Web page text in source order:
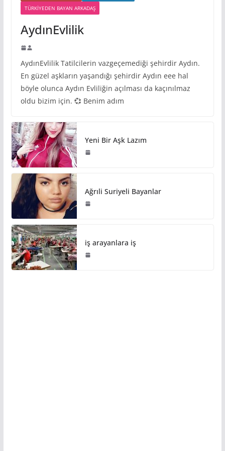
TÜRKIYEDEN BAYAN ARKADAŞ
AydınEvlilik
AydınEvlilik Tatilcilerin vazgeçemediği şehirdir Aydın.
En güzel aşkların yaşandığı şehirdir Aydın eee hal
böyle olunca Aydın Evliliğin açılması da kaçınılmaz
oldu bizim için. 💞 Benim adım
Yeni Bir Aşk Lazım
Ağrıli Suriyeli Bayanlar
iş arayanlara iş